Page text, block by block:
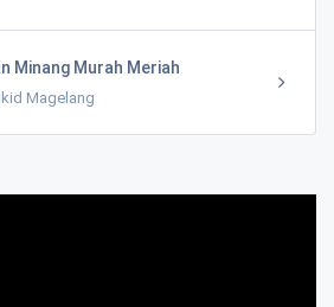
Minang Murah Meriah
Magelang